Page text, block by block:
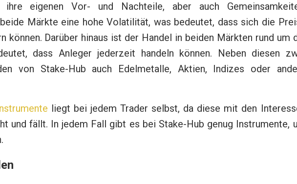
eigenen Vor- und Nachteile, aber auch
Märkte eine hohe Volatilität, was bedeutet, dass sich die
können. Darüber hinaus ist der Handel in beiden Märkten rund um
dass Anleger jederzeit handeln können. Neben diesen
von Stake-Hub auch Edelmetalle, Aktien, Indizes oder
liegt bei jedem Trader selbst, da diese mit den
und fällt. In jedem Fall gibt es bei Stake-Hub genug Instrumente,